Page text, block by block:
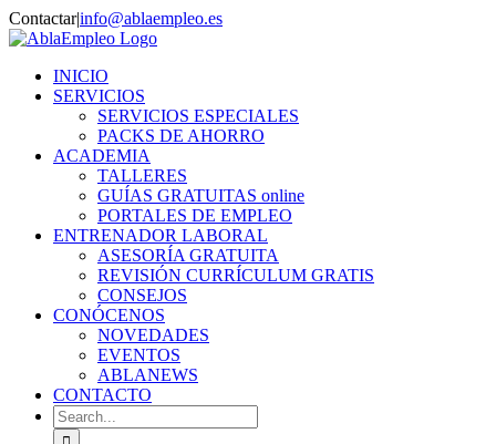
Skip
to
Contactar|info@ablaempleo.es
Facebook
Phone
INICIO
SERVICIOS
SERVICIOS ESPECIALES
PACKS DE AHORRO
ACADEMIA
TALLERES
GUÍAS GRATUITAS online
PORTALES DE EMPLEO
ENTRENADOR LABORAL
ASESORÍA GRATUITA
REVISIÓN CURRÍCULUM GRATIS
CONSEJOS
CONÓCENOS
NOVEDADES
EVENTOS
ABLANEWS
CONTACTO
Search
for: